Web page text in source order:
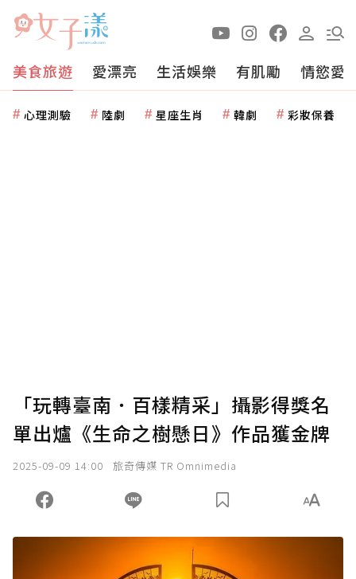
美食旅遊 愛漂亮 生活娛樂 有肌勵 情慾愛
心理測驗 陸劇 星座生肖 韓劇 彩妝保養
「玩轉臺南．百樣精采」攝影得獎名
單出爐《生命之樹懸日》作品獲金牌
2025-09-09 14:00 旅奇傳媒 TR Omnimedia